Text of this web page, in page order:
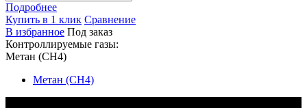
Подробнее
Купить в 1 клик Сравнение
В избранное Под заказ
Контроллируемые газы:
Метан (CH4)
Метан (CH4)